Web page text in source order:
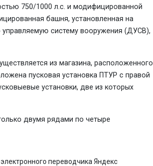
750/1000 л.с. и модифицированной
башня, установленная на
управляемую систему вооружения (ДУСВ),
из магазина, расположенного
пусковая установка ПТУР с правой
установки, две из которых
двумя рядами по четыре
переводчика Яндекс